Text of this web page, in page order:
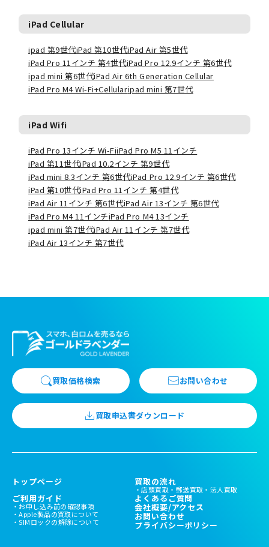
iPad Cellular
ipad 第9世代iPad 第10世代iPad Air 第5世代
iPad Pro 11インチ 第4世代iPad Pro 12.9インチ 第6世代
ipad mini 第6世代iPad Air 6th Generation Cellular
iPad Pro M4 Wi-Fi+Cellularipad mini 第7世代
iPad Wifi
iPad Pro 13インチ Wi-FiiPad Pro M5 11インチ
iPad 第11世代iPad 10.2インチ 第9世代
iPad mini 8.3インチ 第6世代iPad Pro 12.9インチ 第6世代
iPad 第10世代iPad Pro 11インチ 第4世代
iPad Air 11インチ 第6世代iPad Air 13インチ 第6世代
iPad Pro M4 11インチiPad Pro M4 13インチ
ipad mini 第7世代iPad Air 11インチ 第7世代
iPad Air 13インチ 第7世代
買取価格検索 お問い合わせ
買取申込書ダウンロード
トップページ 買取の流れ
店頭買取 郵送買取 法人買取
ご利用ガイド
お申し込み前の確認事項
Apple製品の買取について
SIMロックの解除について
よくあるご質問
会社概要/アクセス
お問い合わせ
プライバシーポリシー